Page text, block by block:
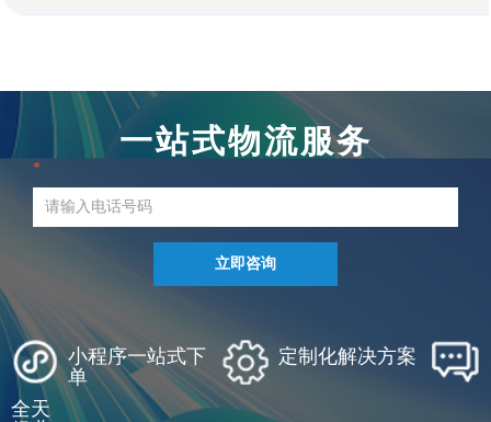
一站式物流服务
小程序一站式下
单
定制化解决方案
全天
*
立即咨询